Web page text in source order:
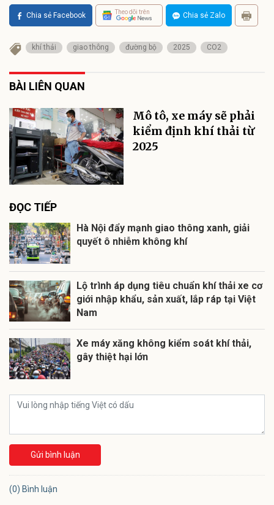
Chia sẻ Facebook Theo dõi trên Chia sẻ Zalo
khí thải giao thông đường bộ 2025 CO2
BÀI LIÊN QUAN
Mô tô, xe máy sẽ phải
kiểm định khí thải từ
2025
ĐỌC TIẾP
Hà Nội đẩy mạnh giao thông xanh, giải
quyết ô nhiễm không khí
Lộ trình áp dụng tiêu chuẩn khí thải xe cơ
giới nhập khẩu, sản xuất, lắp ráp tại Việt
Nam
Xe máy xăng không kiểm soát khí thải,
gây thiệt hại lớn
Gửi bình luận
(0) Bình luận